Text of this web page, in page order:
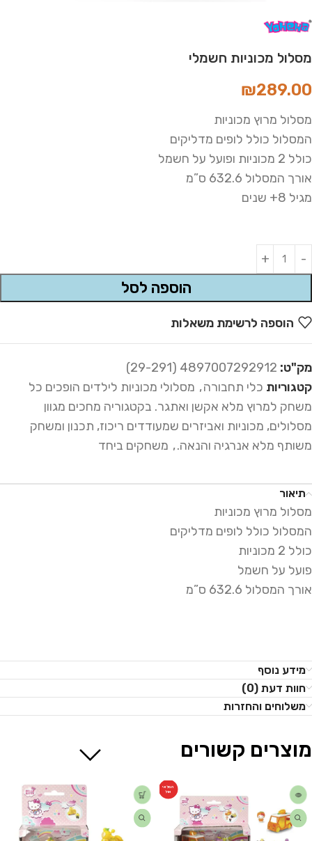
מסלול מכוניות חשמלי
₪289.00
מסלול מרוץ מכוניות
המסלול כולל לופים מדליקים
כולל 2 מכוניות ופועל על חשמל
אורך המסלול 632.6 ס”מ
מגיל 8+ שנים
הוספה לסל
Alternative:
הוספה לרשימת משאלות
מק"ט: 4897007292912 (29-291)
קטגוריות כלי תחבורה, מסלולי מכוניות לילדים הופכים כל
משחק למרוץ מלא אקשן ואתגר. בקטגוריה מחכים מגוון
מסלולים, מכוניות ואביזרים שמעודדים ריכוז, תכנון ומשחק
משותף מלא אנרגיה והנאה., משחקים ביחד
תיאור
מסלול מרוץ מכוניות
המסלול כולל לופים מדליקים
כולל 2 מכוניות
פועל על חשמל
אורך המסלול 632.6 ס”מ
מידע נוסף
חוות דעת (0)
משלוחים והחזרות
מוצרים קשורים
המלאי
אזל